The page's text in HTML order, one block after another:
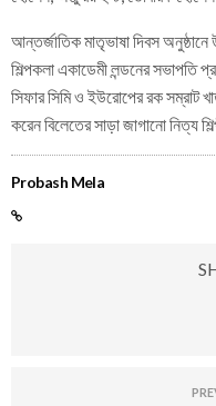
আন্তর্জাতিক মাতৃভাষা দিবস
শিল্পকলা একাডেমী লন্ডনের সভাপতি
সিফার সিমি ও ইউরোপের রক
করেন বিলেতের সাড়া জাগানো নিত্য
Probash Mela